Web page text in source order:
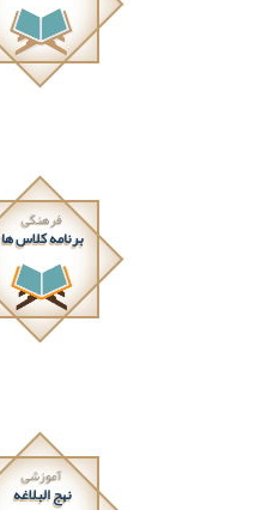
فرهنگی
برنامه کلاس ها
آموزشی
نهج البلاغه